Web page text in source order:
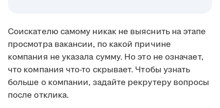
Соискателю самому никак не выяснить на этапе
просмотра вакансии, по какой причине
компания не указала сумму. Но это не означает,
что компания что-то скрывает. Чтобы узнать
больше о компании, задайте рекрутеру вопросы
после отклика.